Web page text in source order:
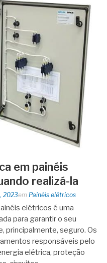
em painéis
realizá-la
2023em Painéis elétricos
elétricos é uma
para garantir o seu
principalmente, seguro. Os
responsáveis pelo
elétrica, proteção